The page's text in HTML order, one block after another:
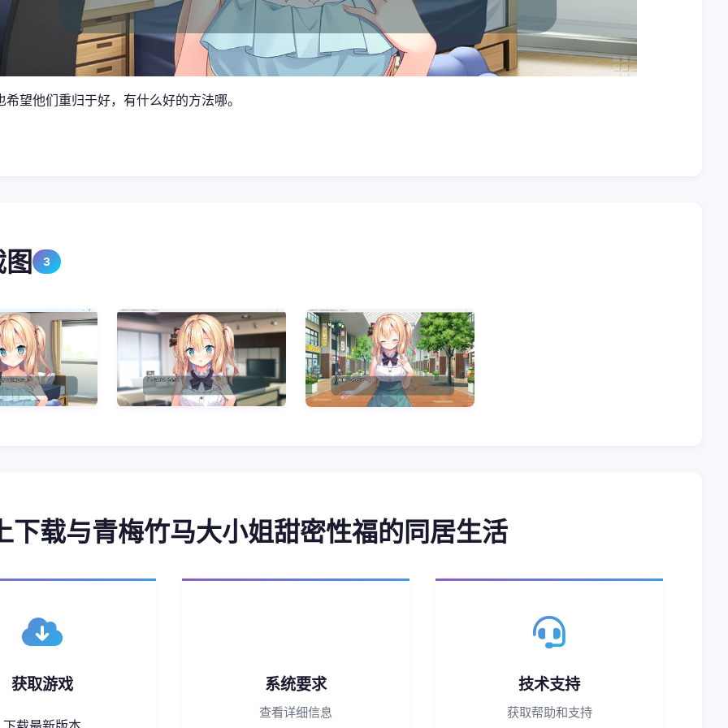
希望他们重归于好，有什么好的方法哪。
3
载与青梅竹马大小姐甜密性福的同居生活
获取游戏 系统要求
查看详细信息
技术支持
获取帮助和支持